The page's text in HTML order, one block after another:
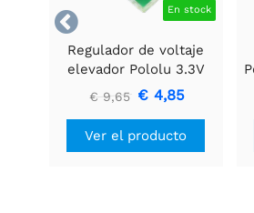
 En stock
Regulador de voltaje
elevador Pololu 3.3V
U1V10F3
€ 9,65 € 4,85
Ver el producto